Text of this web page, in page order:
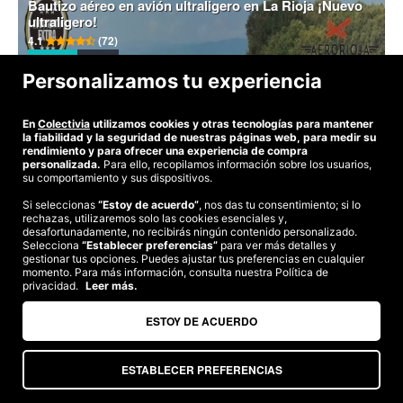
Bautizo aéreo en avión ultraligero en La Rioja ¡Nuevo
ultraligero!
4.1 (72)
©2026 Colectivia
Términos y condiciones |Política de privacidad|Política de cookies
Estudio turismo de verano 2020
Compra segura
Te garantizamos el pago en todas tus compras
Somos agencia de viajes. CIE: 2313
Personalizamos tu experiencia
En Colectivia utilizamos cookies y otras tecnologías para mantener
la fiabilidad y la seguridad de nuestras páginas web, para medir su
rendimiento y para ofrecer una experiencia de compra
personalizada. Para ello, recopilamos información sobre los usuarios,
su comportamiento y sus dispositivos.
Si seleccionas “Estoy de acuerdo”, nos das tu consentimiento; si lo
rechazas, utilizaremos solo las cookies esenciales y,
desafortunadamente, no recibirás ningún contenido personalizado.
Selecciona “Establecer preferencias” para ver más detalles y
gestionar tus opciones. Puedes ajustar tus preferencias en cualquier
momento. Para más información, consulta nuestra Política de
privacidad. Leer más.
ESTABLECER PREFERENCIAS
ESTOY DE ACUERDO